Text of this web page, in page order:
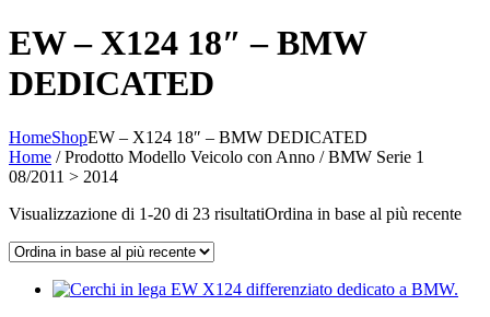
EW – X124 18″ – BMW
DEDICATED
HomeShopEW – X124 18″ – BMW DEDICATED
Home / Prodotto Modello Veicolo con Anno / BMW Serie 1
08/2011 > 2014
Visualizzazione di 1-20 di 23 risultatiOrdina in base al più recente